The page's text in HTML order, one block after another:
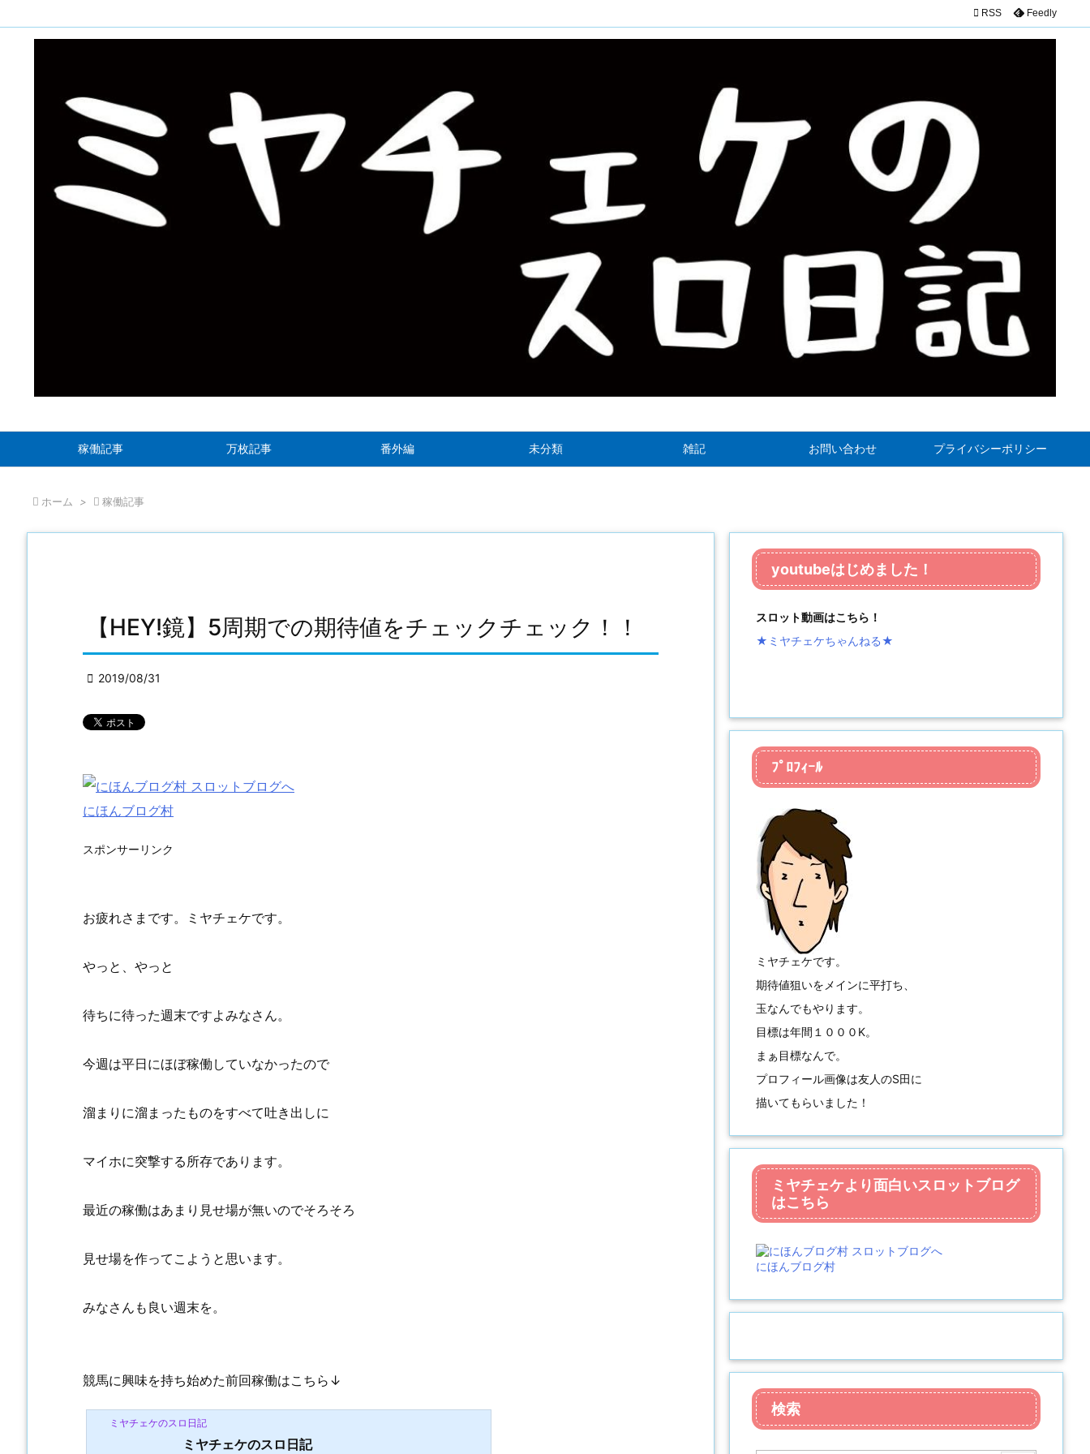
稼働記事 万枚記事 番外編 未分類 雑記 お問い合わせ プライバシーポリシー
 RSS Feedly
 ホーム >  稼働記事
【HEY!鏡】5周期での期待値をチェックチェック！！
 2019/08/31
にほんブログ村
スポンサーリンク
お疲れさまです。ミヤチェケです。
やっと、やっと
待ちに待った週末ですよみなさん。
今週は平日にほぼ稼働していなかったので
溜まりに溜まったものをすべて吐き出しに
マイホに突撃する所存であります。
最近の稼働はあまり見せ場が無いのでそろそろ
見せ場を作ってこようと思います。
みなさんも良い週末を。
競馬に興味を持ち始めた前回稼働はこちら↓
ミヤチェケのスロ日記
ミヤチェケのスロ日記
youtubeはじめました！
スロット動画はこちら！
★ミヤチェケちゃんねる★
ﾌﾟﾛﾌｨｰﾙ
ミヤチェケです。
期待値狙いをメインに平打ち、
玉なんでもやります。
目標は年間１０００K。
まぁ目標なんで。
プロフィール画像は友人のS田に
描いてもらいました！
ミヤチェケより面白いスロットブログ
はこちら
にほんブログ村
検索